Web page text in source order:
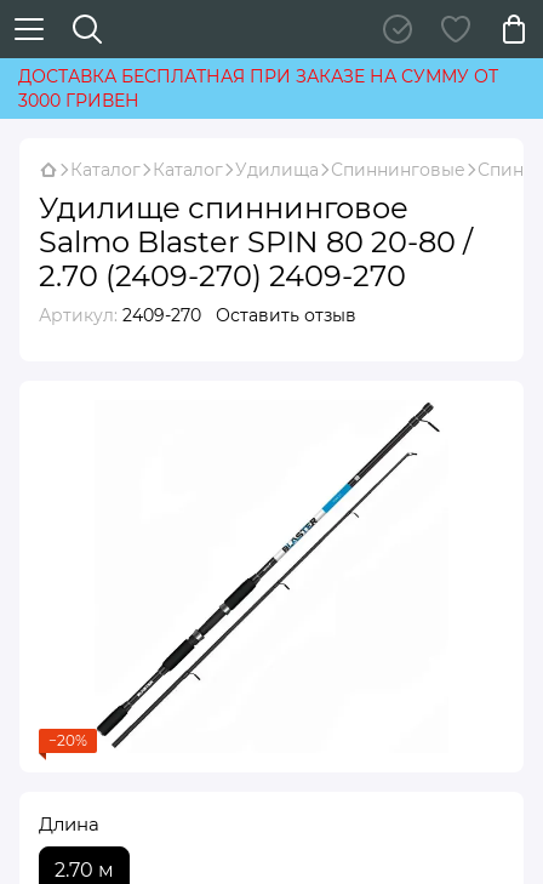
ДОСТАВКА БЕСПЛАТНАЯ ПРИ ЗАКАЗЕ НА СУММУ ОТ
3000 ГРИВЕН
Каталог Каталог Удилища Спиннинговые
Удилище спиннинговое
Salmo Blaster SPIN 80 20-80 /
2.70 (2409-270) 2409-270
Артикул: 2409-270 Оставить отзыв
−20%
Длина
2.70 м